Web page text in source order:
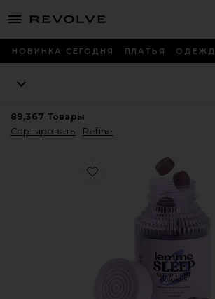
menu - shows more content
НОВИНКА СЕГОДНЯ ПЛАТЬЯ
89,367 Товары
Сортировать
Refine
Favorite ВИТАМИННЫЕ